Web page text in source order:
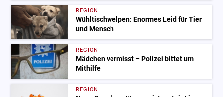
REGION
Wühltischwelpen: Enormes Leid für Tier
und Mensch
REGION
Mädchen vermisst – Polizei bittet um
Mithilfe
REGION